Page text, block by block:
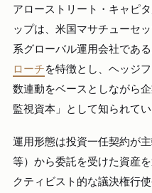
アローストリート・キャピ
ップは、米国マサチューセ
系グローバル運用会社であ
ローチを特徴とし、ヘッジ
数連動をベースとしながら
監視資本」として知られてい
運用形態は投資一任契約が
等）から委託を受けた資産
クティビスト的な議決権行